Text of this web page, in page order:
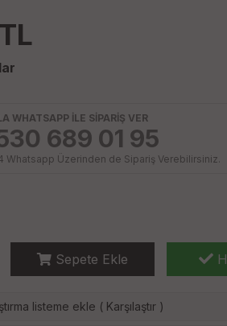
TL
WHATSAPP İLE SİPARİŞ VER
689 01 95
Whatsapp Üzerinden de Sipariş Verebilirsiniz.
Sepete Ekle
listeme ekle ( Karşılaştır )